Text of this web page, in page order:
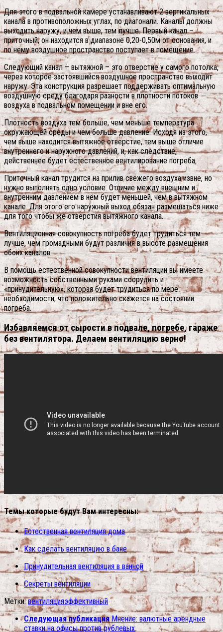
Для этого в подвальной камере устанавливают 2 вертикальных
канала в противоположных углах, по диагонали. Каналы должны
выходить наружу, и чем выше, тем лучше. Первый канал –
приточный, он находится в диапазоне 0,20-0,50м от основания, и
по нему воздушное пространство поступает в помещение.
Следующий канал – вытяжной – это отверстие у самого потолка,
через которое застоявшийся воздушное пространство выходит
наружу. Эта конструкция разрешает поддерживать оптимальную
воздушную среду благодаря разности в плотности потоков
воздуха в подвальном помещении и вне его.
Плотность воздуха тем больше, чем меньше температура
окружающей среды и чем больше давление. Исходя из этого,
чем выше находится вытяжное отверстие, тем выше отличие
внутреннего и наружного давлений, и, как следствие,
действеннее будет естественное вентилирование погреба.
Приточный канал трудится на прилив свежего воздуха извне, но
нужно выполнять одно условие. Отличие между внешним и
внутренним давлением в нём будет меньшей, чем в вытяжном
канале. Для этого его наружный выход обязан размешаться ниже
для того чтобы же отверстия вытяжного канала.
Вентиляционная совокупность погреба будет трудиться тем
лучше, чем громадными будут различия в высоте размещения
обоих каналов.
В помощь естественной совокупности вентиляции вы имеете
возможность собственными руками соорудить и
«принудительную», которая будет трудиться по мере
необходимости, что положительно скажется на состоянии
погреба.
Избавляемся от сырости в подвале, погребе, гараже
без вентилятора. Делаем вентиляцию верно!
Темы которые будут Вам интересны:
Естественная вентиляция дома
Как сделать вентиляцию в бане
Принудительная вентиляция в ванной
Секреты вентиляции
Метки: вентиляцияэффективный
Следующая публикация Мнение: валютные арендные
ставки на офисы против рублевых